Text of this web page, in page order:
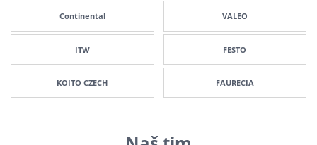
Continental
ITW
KOITO CZECH
VALEO
FESTO
FAURECIA